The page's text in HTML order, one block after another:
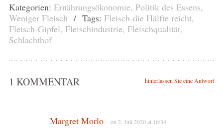
Kategorien: Ernährungsökonomie, Politik des Essens,
Weniger Fleisch / Tags: Fleisch-die Hälfte reicht,
Fleisch-Gipfel, Fleischindustrie, Fleischqualität,
Schlachthof
hinterlassen Sie eine Antwort
1 KOMMENTAR
Margret Morlo on 2. Juli 2020 at 16:34